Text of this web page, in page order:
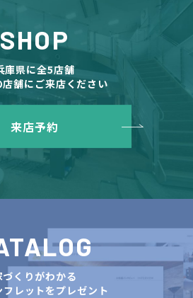
SHOP
庫県に全5店舗
店舗にご来店ください
来店予約
づくりがわかる
レットをプレゼント